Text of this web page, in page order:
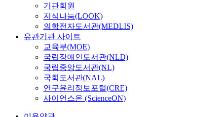
기관회원
지식나눔(LOOK)
의학전자도서관(MEDLIS)
유관기관 사이트
교육부(MOE)
국립장애인도서관(NLD)
국립중앙도서관(NL)
국회도서관(NAL)
연구윤리정보포털(CRE)
사이언스온 (ScienceON)